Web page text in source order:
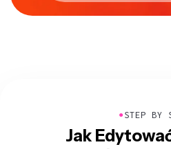
●STEP BY
Jak